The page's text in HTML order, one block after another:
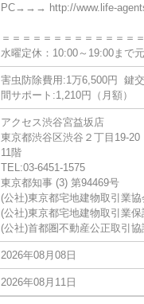
PC→→→ http://www.life-
＝＝＝＝＝＝＝＝＝＝＝＝＝
水曜定休：10:00～19:00まで
害虫防除費用:1万6,500円 鍵
間サポート:1,210円（月額）
アクセス渋谷宮益坂店
東京都渋谷区渋谷２丁目19-
11階
TEL:03-6451-1575
東京都知事 (3) 第94469号
(公社)東京都宅地建物取引業協
(公社)東京都宅地建物取引業保
(公社)首都圏不動産公正取引協
2026年08月08日
2026年08月11日